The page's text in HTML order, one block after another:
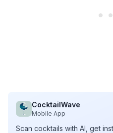
CocktailWave
Mobile App
Scan cocktails with AI, get